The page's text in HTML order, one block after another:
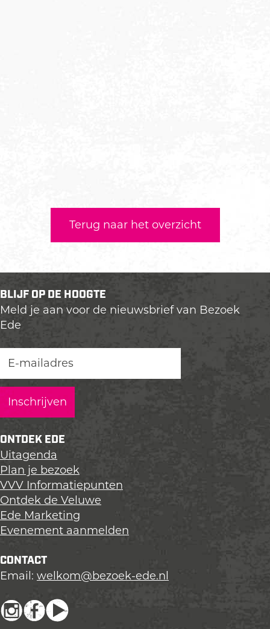
Terug naar het overzicht
BLIJF OP DE HOOGTE
Meld je aan voor de nieuwsbrief van Bezoek
Ede
ONTDEK EDE
Uitagenda
Plan je bezoek
VVV Informatiepunten
Ontdek de Veluwe
Ede Marketing
Evenement aanmelden
CONTACT
Email: welkom@bezoek-ede.nl
I
F
Y